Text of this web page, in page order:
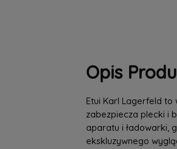
Opis
Etui Karl Lagerfeld to
zabezpiecza plecki i
aparatu i ładowarki,
ekskluzywnego